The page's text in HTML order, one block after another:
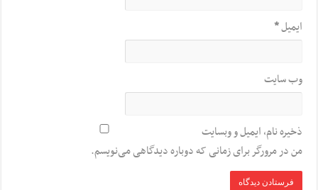
ایمیل*
وب‌ سایت
ذخیره نام، ایمیل و وبسایت
من در مرورگر برای زمانی که دوباره دیدگاهی می‌نویسم.